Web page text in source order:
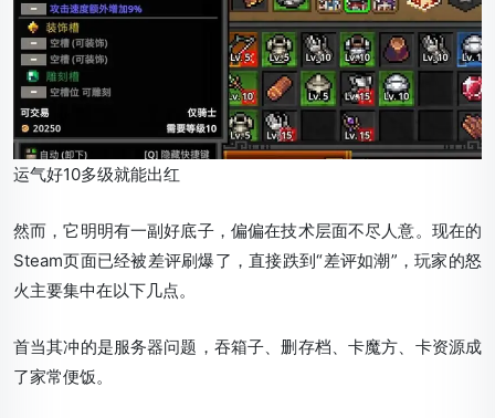
运气好10多级就能出红
然而，它明明有一副好底子，偏偏在技术层面不尽人意。现在的
Steam页面已经被差评刷爆了，直接跌到“差评如潮”，玩家的怒
火主要集中在以下几点。
首当其冲的是服务器问题，吞箱子、删存档、卡魔方、卡资源成
了家常便饭。